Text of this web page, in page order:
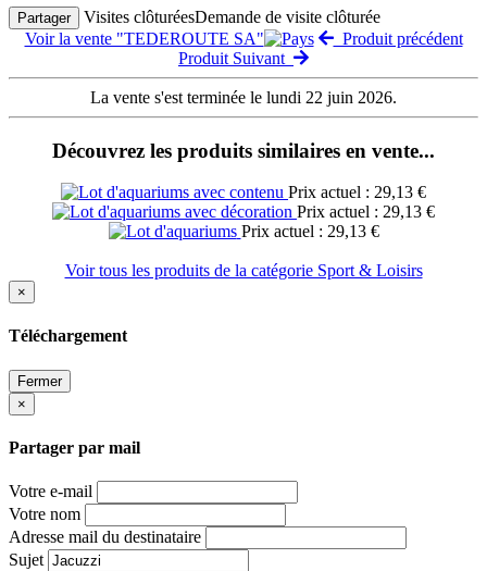
Partager Visites clôturéesDemande de visite clôturée
Voir la vente "TEDEROUTE SA"
Produit précédent
Produit Suivant
La vente s'est terminée le lundi 22 juin 2026.
Découvrez les produits similaires en vente...
Prix actuel : 29,13 €
Prix actuel : 29,13 €
Prix actuel : 29,13 €
Voir tous les produits de la catégorie Sport & Loisirs
×
Téléchargement
Fermer
×
Partager par mail
Votre e-mail
Votre nom
Adresse mail du destinataire
Sujet